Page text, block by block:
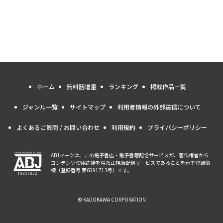
ホーム 無料話増量 ランキング 掲載作品一覧
ジャンル一覧 サイトマップ 利用者情報の外部送信について
よくあるご質問 / お問い合わせ 利用規約 プライバシーポリシー
ABJマークは、この電子書店・電子書籍配信サービスが、著作権者から
コンテンツ使用許諾を得た正規版配信サービスであることを示す登録商
標（登録番号 第6091713号）です。
© KADOKAWA CORPORATION